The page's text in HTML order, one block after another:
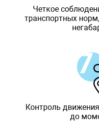
Четкое
транспортных
Контроль
до